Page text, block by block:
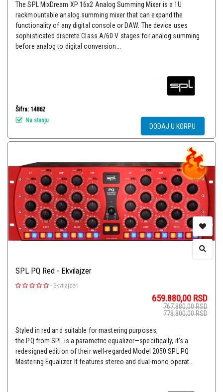
The SPL MixDream XP 16x2 Analog Summing Mixer is a 1U
rackmountable analog summing mixer that can expand the
functionality of any digital console or DAW. The device uses
sophisticated discrete Class A/60 V stages for analog summing
before analog to digital conversion...
Šifra: 14862
Na stanju
DODAJ U KORPU
SPL PQ Red - Ekvilajzer
- Ekvilajzeri
659.880,00 RSD
767.880,00RSD
778.800,00RSD
Styled in red and suitable for mastering purposes,
the PQ from SPL is a parametric equalizer—specifically, it's a
redesigned edition of their well-regarded Model 2050 SPL PQ
Mastering Equalizer. It features stereo and dual-mono operat...